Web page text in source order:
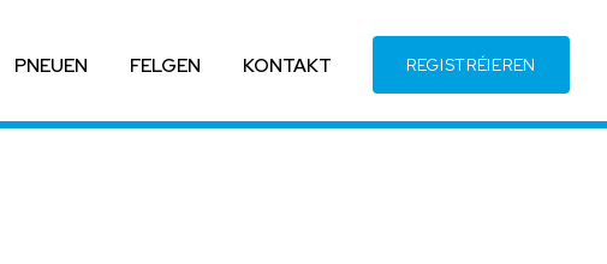
PNEUEN FELGEN KONTAKT REGISTRÉIEREN